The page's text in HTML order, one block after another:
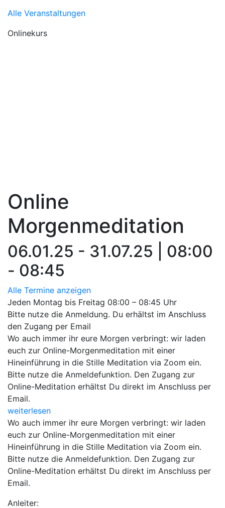
Alle Veranstaltungen
Onlinekurs
Online
Morgenmeditation
06.01.25 - 31.07.25 | 08:00
- 08:45
Alle Termine anzeigen
Jeden Montag bis Freitag 08:00 – 08:45 Uhr
Bitte nutze die Anmeldung. Du erhältst im Anschluss
den Zugang per Email
Wo auch immer ihr eure Morgen verbringt: wir laden
euch zur Online-Morgenmeditation mit einer
Hineinführung in die Stille Meditation via Zoom ein.
Bitte nutze die Anmeldefunktion. Den Zugang zur
Online-Meditation erhältst Du direkt im Anschluss per
Email.
weiterlesen
Wo auch immer ihr eure Morgen verbringt: wir laden
euch zur Online-Morgenmeditation mit einer
Hineinführung in die Stille Meditation via Zoom ein.
Bitte nutze die Anmeldefunktion. Den Zugang zur
Online-Meditation erhältst Du direkt im Anschluss per
Email.
Anleiter: